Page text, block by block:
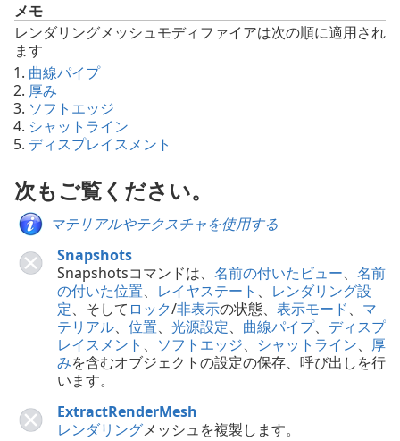
メモ
レンダリングメッシュモディファイアは次の順に適用され
ます
曲線パイプ
厚み
ソフトエッジ
シャットライン
ディスプレイスメント
次もご覧ください。
マテリアルやテクスチャを使用する
Snapshots
Snapshotsコマンドは、 名前の付いたビュー、 名前
の付いた位置、 レイヤステート 、 レンダリング設
定、そして ロック/非表示の状態、 表示モード、 マ
テリアル、 位置、 光源設定、 曲線パイプ、 ディスプ
レイスメント 、 ソフトエッジ、 シャットライン、 厚
みを含むオブジェクトの設定の保存、呼び出しを行
います。
ExtractRenderMesh
レンダリングメッシュを複製します。